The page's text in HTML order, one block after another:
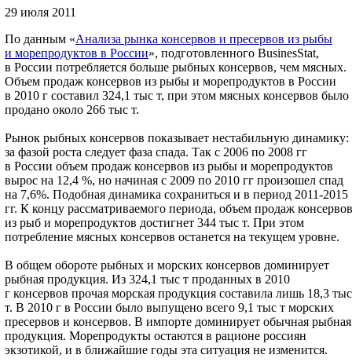
29 июля 2011
По данным «Анализа рынка консервов и пресервов из рыбы
и морепродуктов в России», подготовленного BusinesStat,
в России потребляется больше рыбных консервов, чем мясных.
Объем продаж консервов из рыбы и морепродуктов в России
в 2010 г составил 324,1 тыс т, при этом мясных консервов было
продано около 266 тыс т.
Рынок рыбных консервов показывает нестабильную динамику:
за фазой роста следует фаза спада. Так с 2006 по 2008 гг
в России объем продаж консервов из рыбы и морепродуктов
вырос на 12,4 %, но начиная с 2009 по 2010 гг произошел спад
на 7,6%. Подобная динамика сохраниться и в период 2011-2015
гг. К концу рассматриваемого периода, объем продаж консервов
из рыб и морепродуктов достигнет 344 тыс т. При этом
потребление мясных консервов останется на текущем уровне.
В общем обороте рыбных и морских консервов доминирует
рыбная продукция. Из 324,1 тыс т проданных в 2010
г консервов прочая морская продукция составила лишь 18,3 тыс
т. В 2010 г в России было выпущено всего 9,1 тыс т морских
пресервов и консервов. В импорте доминирует обычная рыбная
продукция. Морепродукты остаются в рационе россиян
экзотикой, и в ближайшие годы эта ситуация не изменится.